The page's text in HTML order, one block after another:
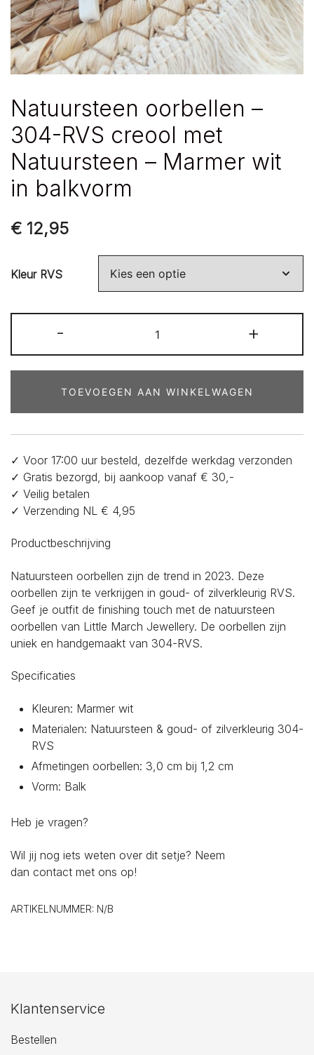
Natuursteen oorbellen –
304-RVS creool met
Natuursteen – Marmer wit
in balkvorm
€ 12,95
Kleur RVS
-
oorbellen
-
304-
RVS
-
Marmer
+
TOEVOEGEN AAN WINKELWAGEN
✓ Voor 17:00 uur besteld, dezelfde werkdag verzonden
✓ Gratis bezorgd, bij aankoop vanaf € 30,-
✓ Veilig betalen
✓ Verzending NL € 4,95
Productbeschrijving
Natuursteen oorbellen zijn de trend in 2023. Deze
oorbellen zijn te verkrijgen in goud- of zilverkleurig RVS.
Geef je outfit de finishing touch met de natuursteen
oorbellen van Little March Jewellery. De oorbellen zijn
uniek en handgemaakt van 304-RVS.
Specificaties
Kleuren: Marmer wit
Materialen: Natuursteen & goud- of zilverkleurig 304-
RVS
Afmetingen oorbellen: 3,0 cm bij 1,2 cm
Vorm: Balk
Heb je vragen?
Wil jij nog iets weten over dit setje? Neem
dan contact met ons op!
ARTIKELNUMMER: N/B
Klantenservice
Bestellen